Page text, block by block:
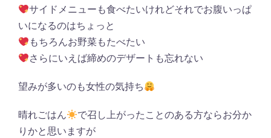
サイドメニューも食べたいけれどそれでお腹いっぱ
いになるのはちょっと
もちろんお野菜もたべたい
さらにいえば締めのデザートも忘れない
望みが多いのも女性の気持ち
晴れごはん
で召し上がったことのある方ならお分か
りかと思いますが